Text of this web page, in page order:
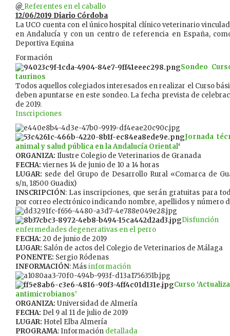
@ Referentes en el caballo
12/06/2019 Diario Córdoba
La UCO cuenta con el único hospital clínico veterinario
en Andalucía y con un centro de referencia en España,
Deportiva Equina
Formación
Sondeo
taurinos
Todos aquellos colegiados interesados en realizar el Curso
deben apuntarse en este sondeo. La fecha prevista de
de 2019.
Inscripciones
Jornada
animal y salud pública en la Andalucía Oriental‘
ORGANIZA: Ilustre Colegio de Veterinarios de Granada
FECHA: viernes 14 de junio de 10 a 14 horas
LUGAR: sede del Grupo de Desarrollo Rural «Comarca de
s/n, 18500 Guadix)
INSCRIPCIÓN: Las inscripciones, que serán gratuitas para
por correo electrónico indicando nombre, apellidos y número
enfermedades degenerativas en el perro
FECHA: 20 de junio de 2019
LUGAR: Salón de actos del Colegio de Veterinarios de Málaga
PONENTE: Sergio Ródenas
INFORMACIÓN: Másinformación
Curso
antimicrobianos’
ORGANIZA: Universidad de Almería
FECHA: Del 9 al 11 de julio de 2019
LUGAR: Hotel Elba Almería
PROGRAMA: Información detallada